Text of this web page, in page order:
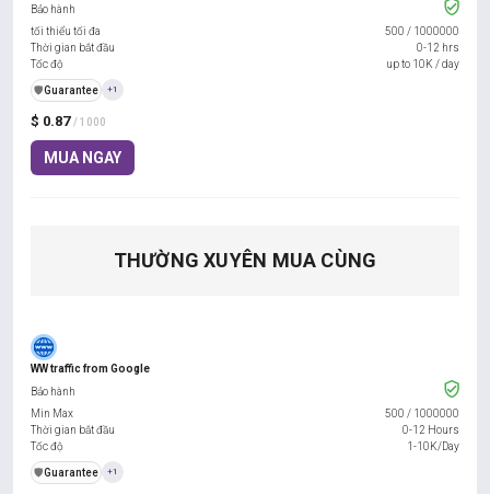
$ 0.87 / 1000
MUA NGAY
Bảo hành
tối thiểu tối đa
500 / 1000000
Thời gian bắt đầu
0-12 hrs
Tốc độ
up to 10K / day
️🛡️Guarantee +1
THƯỜNG XUYÊN MUA CÙNG
WW traffic from Google
Bảo hành
Min Max
500 / 1000000
Thời gian bắt đầu
0-12 Hours
Tốc độ
1-10K/Day
️🛡️Guarantee +1